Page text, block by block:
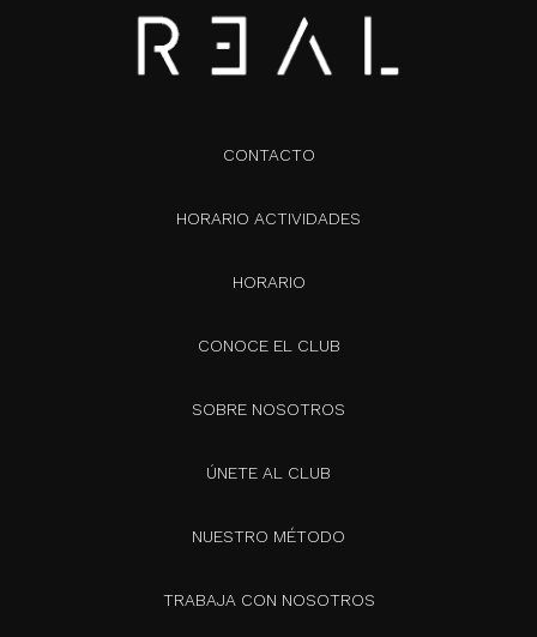
CONTACTO
HORARIO ACTIVIDADES
HORARIO
CONOCE EL CLUB
SOBRE NOSOTROS
ÚNETE AL CLUB
NUESTRO MÉTODO
TRABAJA CON NOSOTROS